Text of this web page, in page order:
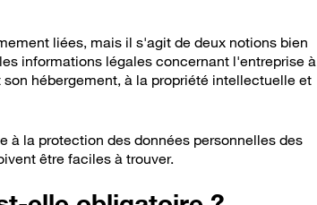
liées, mais il s'agit de deux notions bien
informations légales concernant l'entreprise à
hébergement, à la propriété intellectuelle et
à la protection des données personnelles des
être faciles à trouver.